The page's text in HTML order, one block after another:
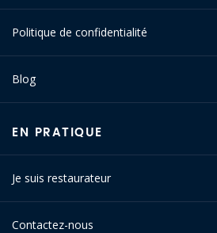
Politique de confidentialité
Blog
EN PRATIQUE
Je suis restaurateur
Contactez-nous